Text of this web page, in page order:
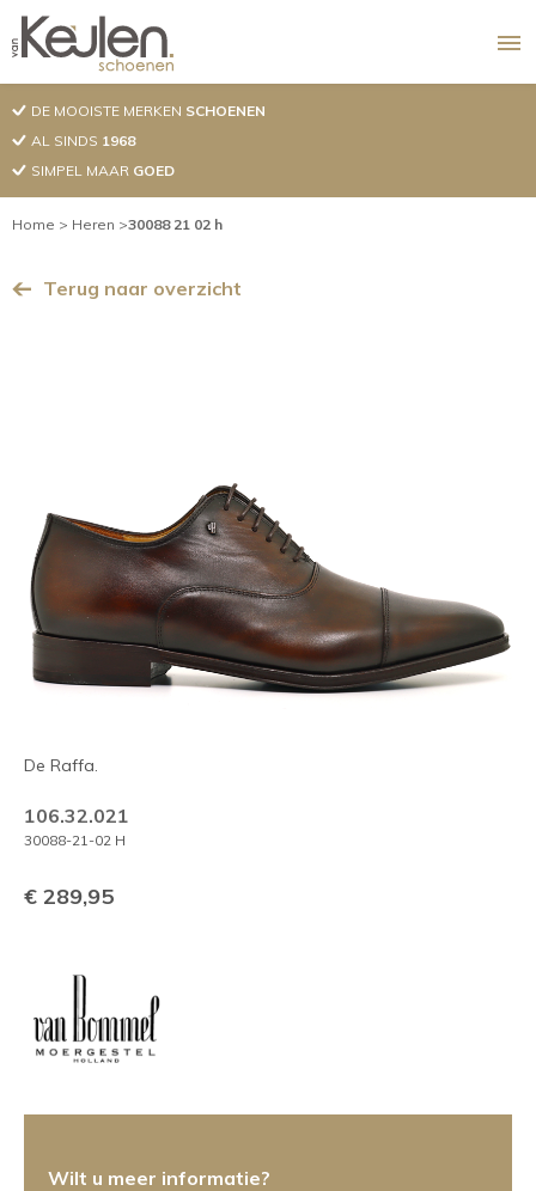
Overslaan
en
Productnavigatie
Dames
Heren
Contact
DE MOOISTE MERKEN SCHOENEN
AL SINDS 1968
SIMPEL MAAR GOED
Kruimelpad
Home Heren 30088 21 02 h
Terug naar overzicht
De Raffa.
106.32.021
30088-21-02 H
€ 289,95
Wilt u meer informatie?